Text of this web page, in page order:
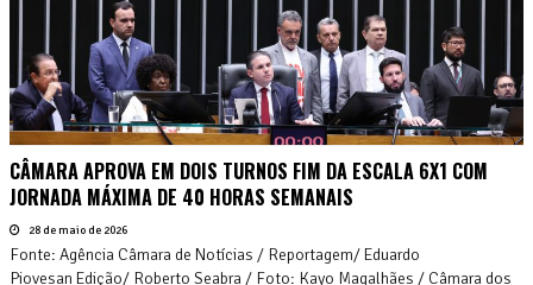
CÂMARA APROVA EM DOIS TURNOS FIM DA ESCALA 6X1 COM
JORNADA MÁXIMA DE 40 HORAS SEMANAIS
28 de maio de 2026
Fonte: Agência Câmara de Notícias / Reportagem/ Eduardo
Piovesan Edição/ Roberto Seabra / Foto: Kayo Magalhães / Câmara dos